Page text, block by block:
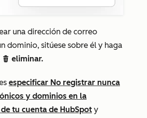
una dirección de correo
dominio, sitúese sobre él y haga
delete eliminar.
especificar No registrar nunca
y dominios en la
tu cuenta de HubSpot y